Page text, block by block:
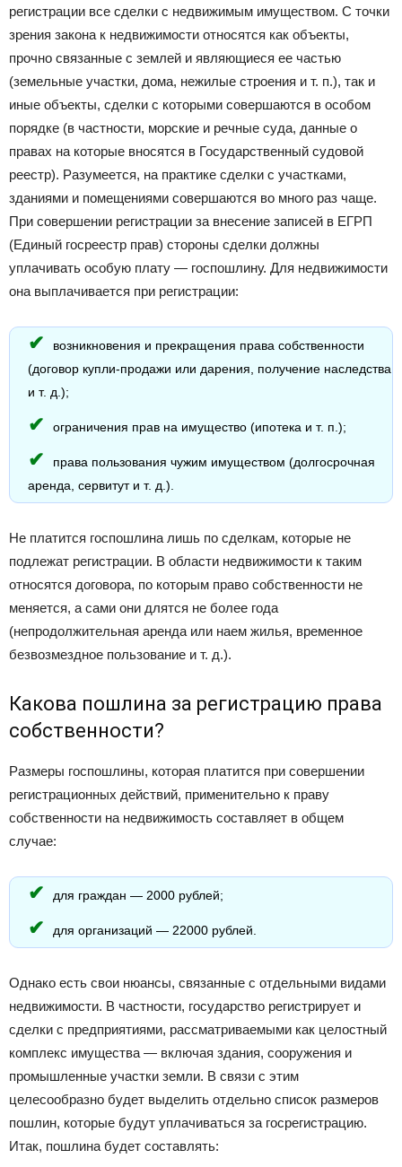
регистрации все сделки с недвижимым имуществом. С точки
зрения закона к недвижимости относятся как объекты,
прочно связанные с землей и являющиеся ее частью
(земельные участки, дома, нежилые строения и т. п.), так и
иные объекты, сделки с которыми совершаются в особом
порядке (в частности, морские и речные суда, данные о
правах на которые вносятся в Государственный судовой
реестр). Разумеется, на практике сделки с участками,
зданиями и помещениями совершаются во много раз чаще.
При совершении регистрации за внесение записей в ЕГРП
(Единый госреестр прав) стороны сделки должны
уплачивать особую плату — госпошлину. Для недвижимости
она выплачивается при регистрации:
возникновения и прекращения права собственности
(договор купли-продажи или дарения, получение наследства
и т. д.);
ограничения прав на имущество (ипотека и т. п.);
права пользования чужим имуществом (долгосрочная
аренда, сервитут и т. д.).
Не платится госпошлина лишь по сделкам, которые не
подлежат регистрации. В области недвижимости к таким
относятся договора, по которым право собственности не
меняется, а сами они длятся не более года
(непродолжительная аренда или наем жилья, временное
безвозмездное пользование и т. д.).
Какова пошлина за регистрацию права
собственности?
Размеры госпошлины, которая платится при совершении
регистрационных действий, применительно к праву
собственности на недвижимость составляет в общем
случае:
для граждан — 2000 рублей;
для организаций — 22000 рублей.
Однако есть свои нюансы, связанные с отдельными видами
недвижимости. В частности, государство регистрирует и
сделки с предприятиями, рассматриваемыми как целостный
комплекс имущества — включая здания, сооружения и
промышленные участки земли. В связи с этим
целесообразно будет выделить отдельно список размеров
пошлин, которые будут уплачиваться за госрегистрацию.
Итак, пошлина будет составлять: